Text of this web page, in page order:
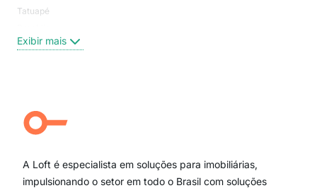
Tatuapé
Centro
Campo Belo
Ipiranga
Paraíso
Itaim Bibi
Exibir mais
A Loft é especialista em soluções para imobiliárias,
impulsionando o setor em todo o Brasil com soluções